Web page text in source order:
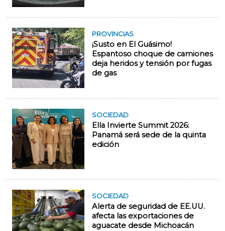
PROVINCIAS
¡Susto en El Guásimo!
Espantoso choque de camiones
deja heridos y tensión por fugas
de gas
SOCIEDAD
Ella Invierte Summit 2026:
Panamá será sede de la quinta
edición
SOCIEDAD
Alerta de seguridad de EE.UU.
afecta las exportaciones de
aguacate desde Michoacán